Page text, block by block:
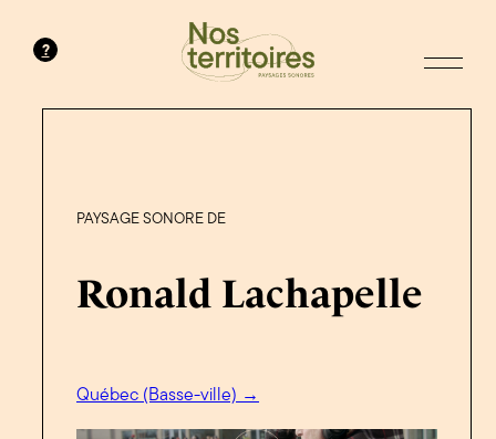
?
PAYSAGE SONORE DE
Ronald Lachapelle
Québec (Basse-ville) →